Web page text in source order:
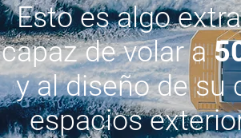
Esto es algo
capaz de volar a
y al diseño de su
espacios